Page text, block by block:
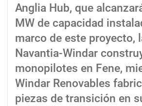
Anglia Hub, que
MW de capacidad
marco de este proyecto,
Navantia-Windar
monopilotes en Fene,
Windar Renovables
piezas de transición en